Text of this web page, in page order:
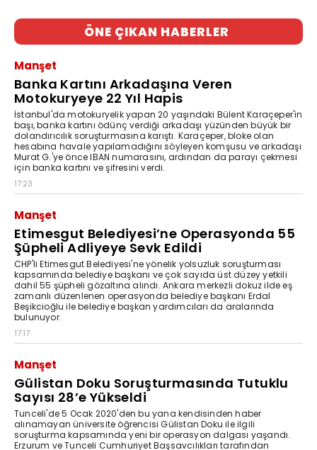
ÖNE ÇIKAN HABERLER
Manşet
Banka Kartını Arkadaşına Veren
Motokuryeye 22 Yıl Hapis
İstanbul'da motokuryelik yapan 20 yaşındaki Bülent Karaçeper'in
başı, banka kartını ödünç verdiği arkadaşı yüzünden büyük bir
dolandırıcılık soruşturmasına karıştı. Karaçeper, bloke olan
hesabına havale yapılamadığını söyleyen komşusu ve arkadaşı
Murat G.'ye önce IBAN numarasını, ardından da parayı çekmesi
için banka kartını ve şifresini verdi.
17:23
Manşet
Etimesgut Belediyesi’ne Operasyonda 55
Şüpheli Adliyeye Sevk Edildi
CHP'li Etimesgut Belediyesi'ne yönelik yolsuzluk soruşturması
kapsamında belediye başkanı ve çok sayıda üst düzey yetkili
dahil 55 şüpheli gözaltına alındı. Ankara merkezli dokuz ilde eş
zamanlı düzenlenen operasyonda belediye başkanı Erdal
Beşikcioğlu ile belediye başkan yardımcıları da aralarında
bulunuyor.
17:17
Manşet
Gülistan Doku Soruşturmasında Tutuklu
Sayısı 28’e Yükseldi
Tunceli'de 5 Ocak 2020'den bu yana kendisinden haber
alınamayan üniversite öğrencisi Gülistan Doku ile ilgili
soruşturma kapsamında yeni bir operasyon dalgası yaşandı.
Erzurum ve Tunceli Cumhuriyet Başsavcılıkları tarafından